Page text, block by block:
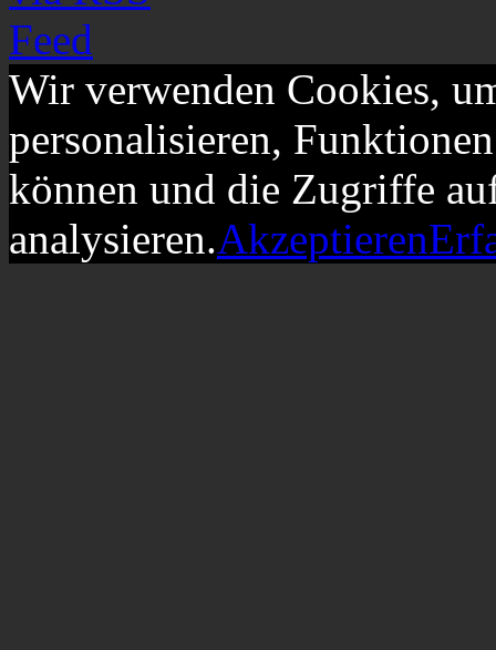
Wir verwenden Cookies,
personalisieren,
können und die Zugriffe
analysieren.Akzeptieren